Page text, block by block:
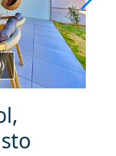
)